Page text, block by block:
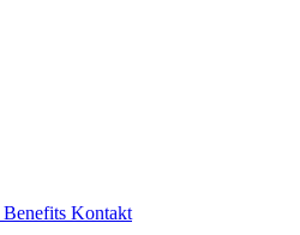
Benefits Kontakt